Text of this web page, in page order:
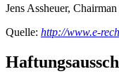
Jens Assheuer,
Quelle: http://www.e-